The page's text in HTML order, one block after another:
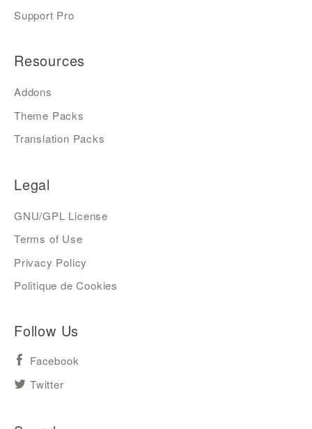
Support Pro
Resources
Addons
Theme Packs
Translation Packs
Legal
GNU/GPL License
Terms of Use
Privacy Policy
Politique de Cookies
Follow Us
Facebook
Twitter